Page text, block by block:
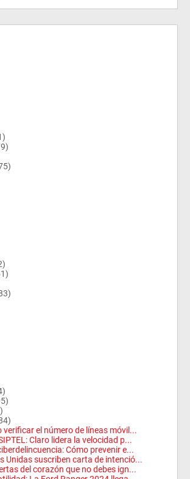
verificar el número de líneas móvil...
Claro lidera la velocidad p...
Cómo prevenir e...
Unidas suscriben carta de intenció...
del corazón que no debes ign...